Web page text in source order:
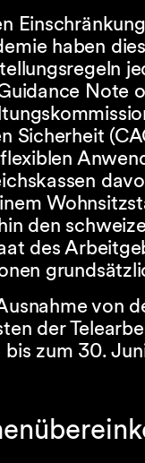
haben
Note
Sicherheit
den
des
von
der
bis zum 30.